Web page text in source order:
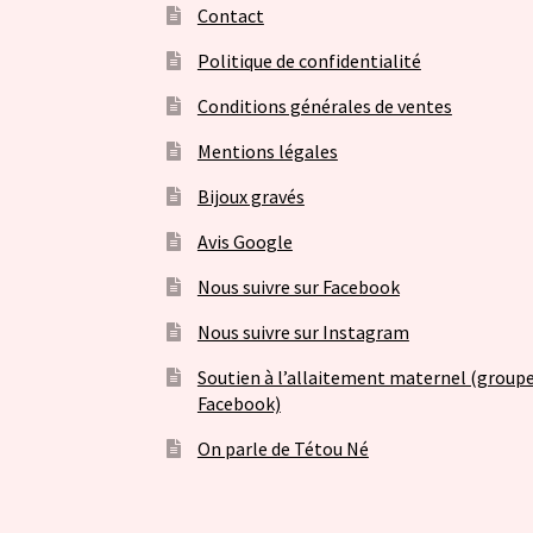
Contact
Politique de confidentialité
Conditions générales de ventes
Mentions légales
Bijoux gravés
Avis Google
Nous suivre sur Facebook
Nous suivre sur Instagram
Soutien à l’allaitement maternel
Facebook)
On parle de Tétou Né